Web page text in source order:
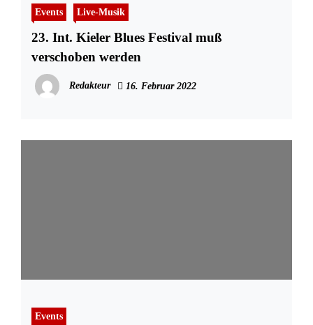
Events Live-Musik
23. Int. Kieler Blues Festival muß
verschoben werden
Redakteur 16. Februar 2022
Events